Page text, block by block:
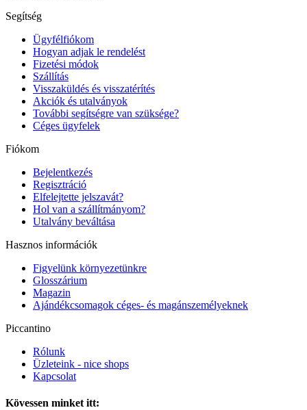
Segítség
Ügyfélfiókom
Hogyan adjak le rendelést
Fizetési módok
Szállítás
Visszaküldés és visszatérítés
Akciók és utalványok
További segítségre van szüksége?
Céges ügyfelek
Fiókom
Bejelentkezés
Regisztráció
Elfelejtette jelszavát?
Hol van a szállítmányom?
Utalvány beváltása
Hasznos információk
Figyelünk környezetünkre
Glosszárium
Magazin
Ajándékcsomagok céges- és magánszemélyeknek
Piccantino
Rólunk
Üzleteink - nice shops
Kapcsolat
Kövessen minket itt: